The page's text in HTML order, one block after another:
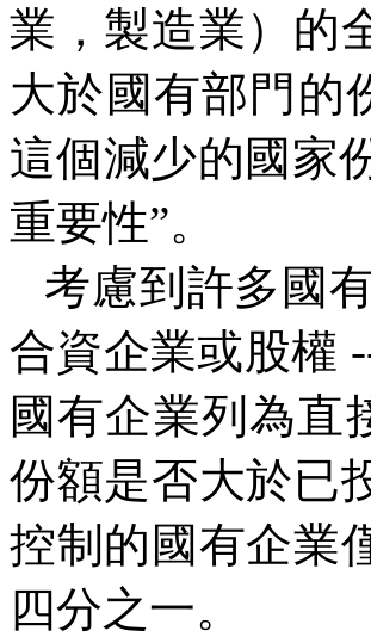
業，製造業）的
大於國有部門的
這個減少的國家
重要性”。
考慮到許多國
合資企業或股權
國有企業列為直
份額是否大於已
控制的國有企業
四分之一。